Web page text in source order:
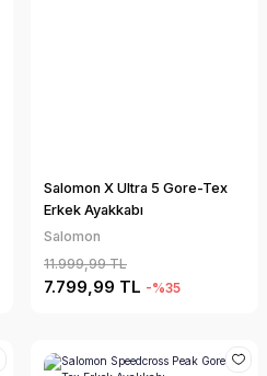
Salomon X Ultra 5 Gore-Tex
Erkek Ayakkabı
Salomon
11.999,99 TL
7.799,99 TL -%35